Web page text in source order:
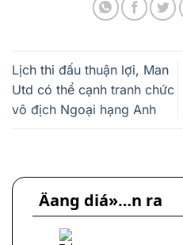
Lịch thi đấu thuận lợi, Man
Utd có thể cạnh tranh chức
vô địch Ngoại hạng Anh
Äang diá»…n ra